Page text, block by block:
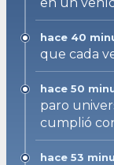
hace 40
que cada
hace 50
paro
cumplió
hace 53